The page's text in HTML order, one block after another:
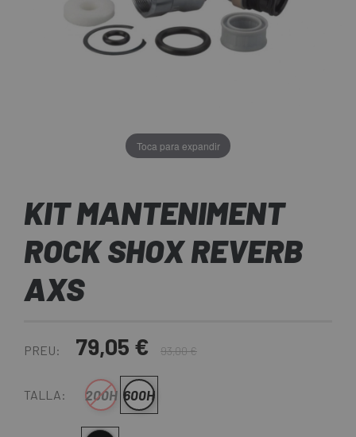
Toca para expandir
KIT MANTENIMENT
ROCK SHOX REVERB
AXS
PREU: 79,05 € 93,00 €
TALLA: 200H 600H